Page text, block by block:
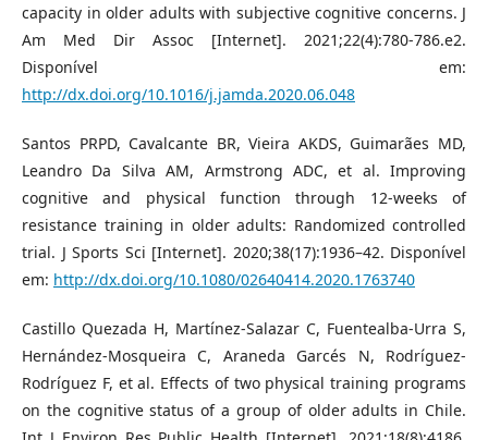
capacity in older adults with subjective cognitive concerns. J
Am Med Dir Assoc [Internet]. 2021;22(4):780-786.e2.
Disponível em:
http://dx.doi.org/10.1016/j.jamda.2020.06.048
Santos PRPD, Cavalcante BR, Vieira AKDS, Guimarães MD,
Leandro Da Silva AM, Armstrong ADC, et al. Improving
cognitive and physical function through 12-weeks of
resistance training in older adults: Randomized controlled
trial. J Sports Sci [Internet]. 2020;38(17):1936–42. Disponível
em: http://dx.doi.org/10.1080/02640414.2020.1763740
Castillo Quezada H, Martínez-Salazar C, Fuentealba-Urra S,
Hernández-Mosqueira C, Araneda Garcés N, Rodríguez-
Rodríguez F, et al. Effects of two physical training programs
on the cognitive status of a group of older adults in Chile.